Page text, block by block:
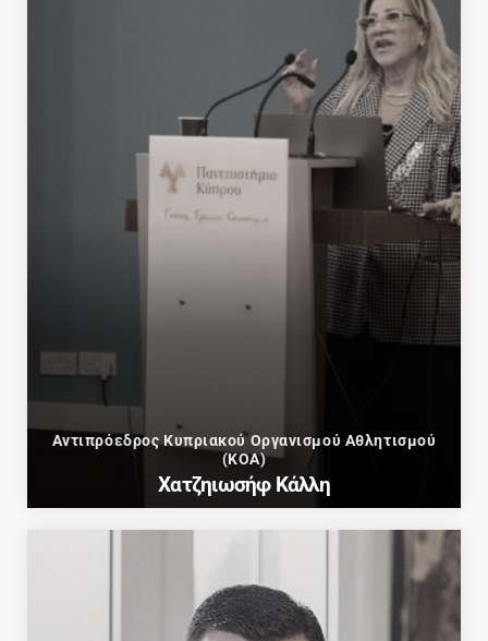
Αντιπρόεδρος Κυπριακού Οργανισμού Αθλητισμού
(ΚΟΑ)
Χατζηιωσήφ Κάλλη